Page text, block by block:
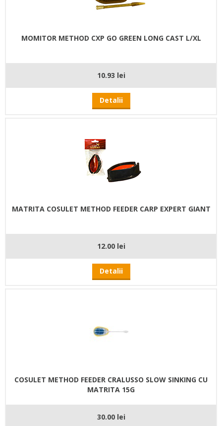
MOMITOR METHOD CXP GO GREEN LONG CAST L/XL
10.93 lei
Detalii
MATRITA COSULET METHOD FEEDER CARP EXPERT GIANT
12.00 lei
Detalii
COSULET METHOD FEEDER CRALUSSO SLOW SINKING CU
MATRITA 15G
30.00 lei